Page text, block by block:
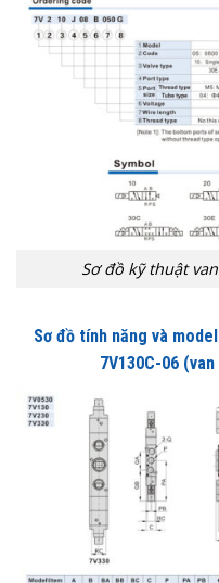
Sơ đồ kỹ thuật
Sơ đồ tính năng và
7V130C-06